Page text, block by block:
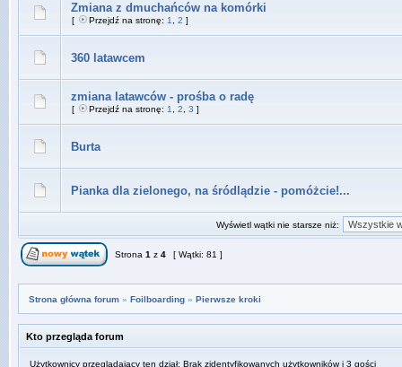
Zmiana z dmuchańców na komórki
[ Przejdź na stronę: 1 2 ]
360 latawcem
zmiana latawców - prośba o radę
[ Przejdź na stronę: 1 2 3 ]
Burta
Pianka dla zielonego, na śródlądzie - pomóżcie!...
Wyświetl wątki nie starsze niż:
Strona 1 z 4 [ Wątki: 81 ]
Strona główna forum » Foilboarding » Pierwsze kroki
Kto przegląda forum
Użytkownicy przeglądający ten dział: Brak zidentyfikowanych użytkowników i 3 gości